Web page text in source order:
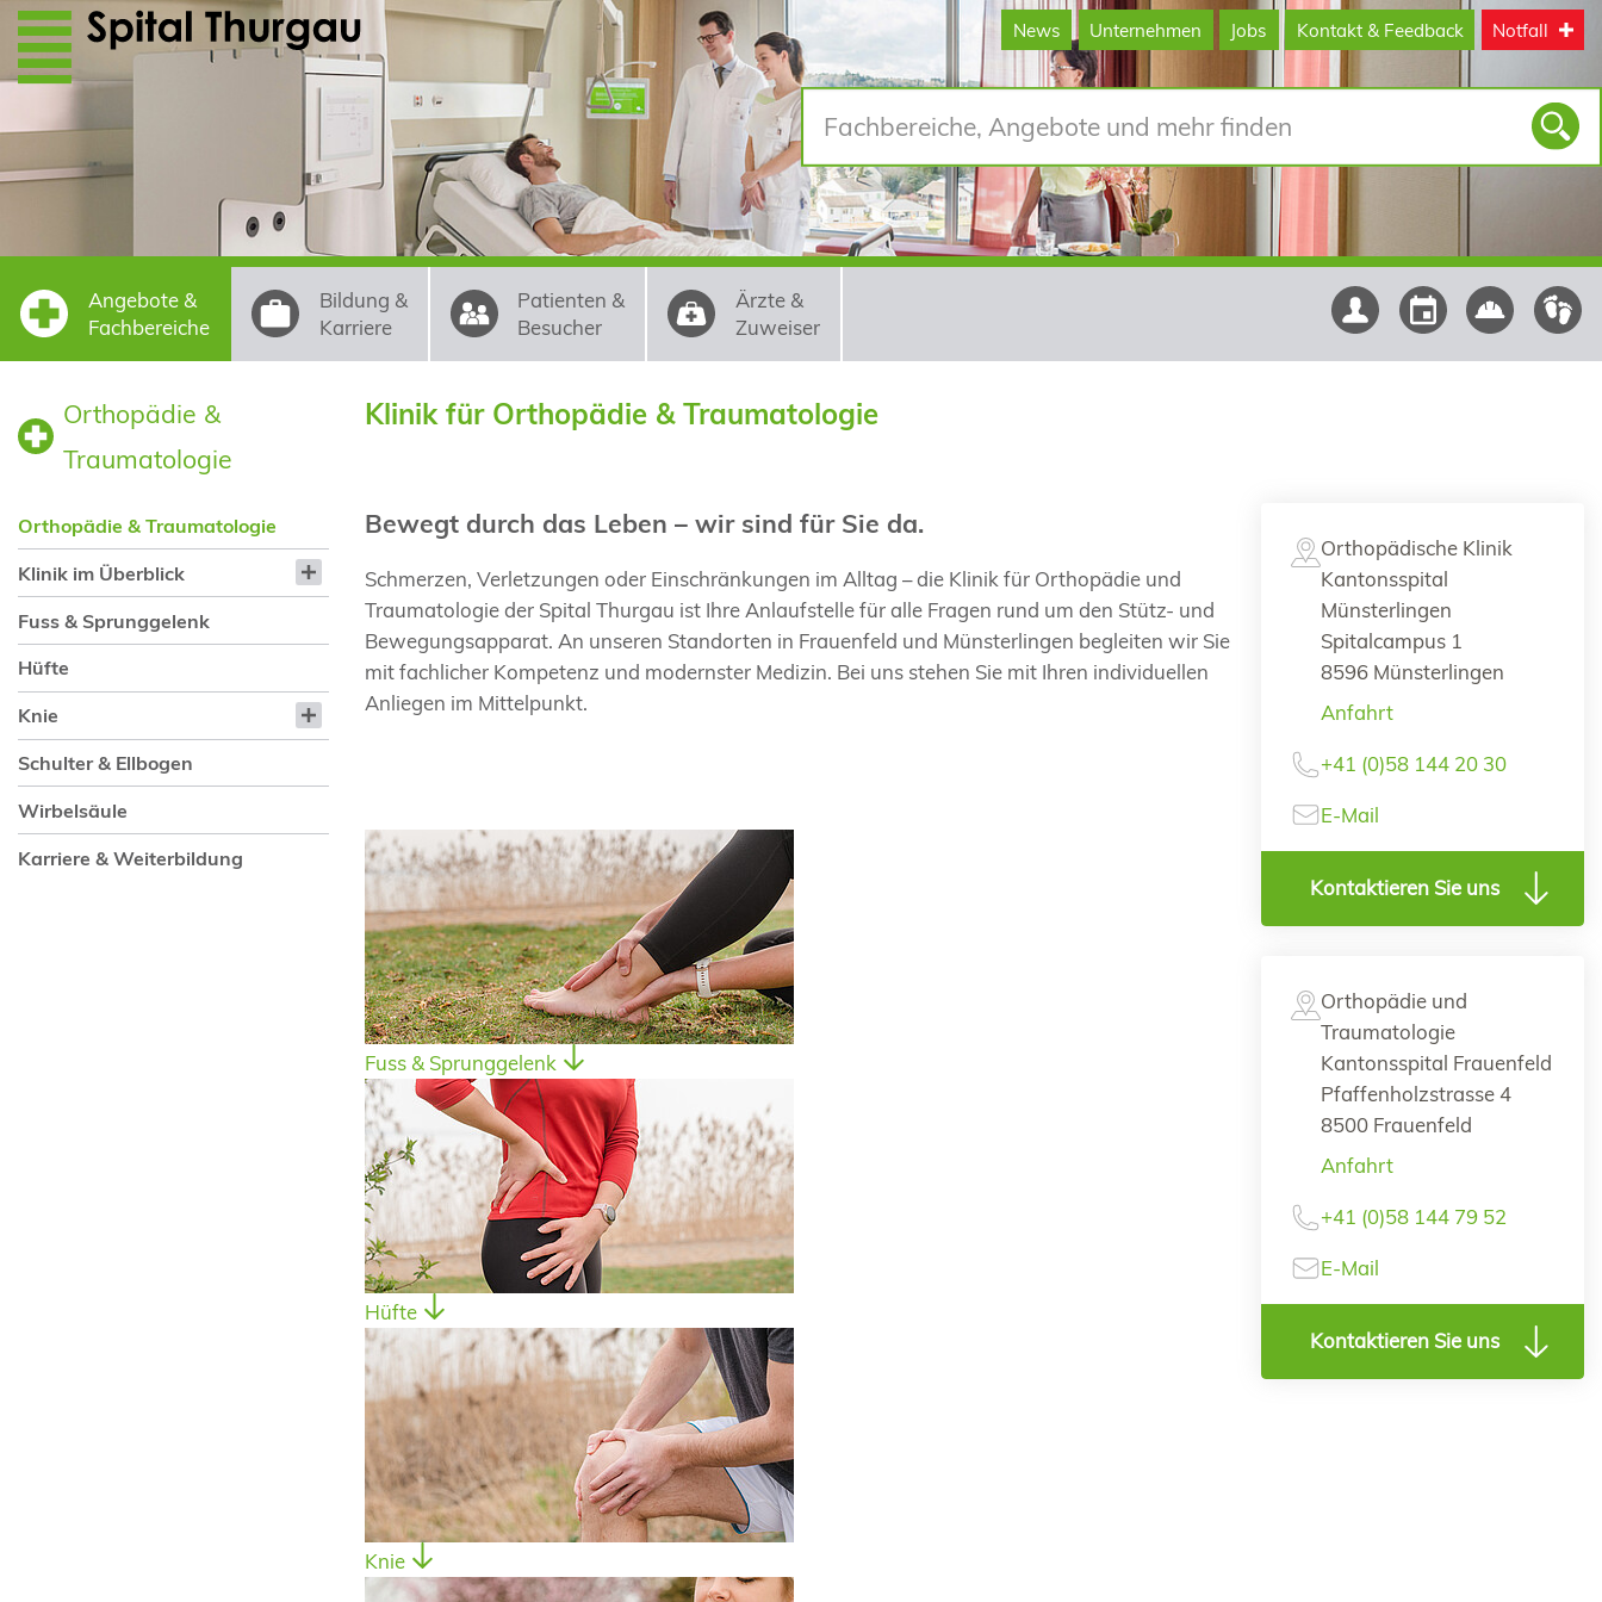
Direkt zum Inhalt
News Unternehmen Jobs Kontakt & Feedback Notfall
Angebote &
Fachbereiche
Bildung &
Karriere
Patienten &
Besucher
Ärzte &
Zuweiser
Orthopädie &
Traumatologie
Orthopädie & Traumatologie
Klinik im Überblick
Fuss & Sprunggelenk
Hüfte
Knie
Schulter & Ellbogen
Wirbelsäule
Karriere & Weiterbildung
Klinik für Orthopädie & Traumatologie
Bewegt durch das Leben – wir sind für Sie da.
Schmerzen, Verletzungen oder Einschränkungen im Alltag – die Klinik für Orthopädie und
Traumatologie der Spital Thurgau ist Ihre Anlaufstelle für alle Fragen rund um den Stütz- und
Bewegungsapparat. An unseren Standorten in Frauenfeld und Münsterlingen begleiten wir Sie
mit fachlicher Kompetenz und modernster Medizin. Bei uns stehen Sie mit Ihren individuellen
Anliegen im Mittelpunkt.
Fuss & Sprunggelenk
Hüfte
Knie
Orthopädische Klinik
Kantonsspital
Münsterlingen
Spitalcampus 1
8596 Münsterlingen
Anfahrt
+41 (0)58 144 20 30
E-Mail
Kontaktieren Sie uns
Orthopädie und
Traumatologie
Kantonsspital Frauenfeld
Pfaffenholzstrasse 4
8500 Frauenfeld
Anfahrt
+41 (0)58 144 79 52
E-Mail
Kontaktieren Sie uns